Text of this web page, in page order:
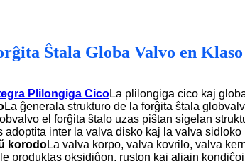
Ŝtala Globa Valvo en
Plilongiga CicoLa plilongiga cico kaj
La ĝenerala strukturo de la forĝita ŝtala
el forĝita ŝtalo uzas piŝtan sigelan
adoptita inter la valva disko kaj la valva
korodoLa valva korpo, valva kovrilo, valva
produktas oksidiĝon, ruston kaj aliajn